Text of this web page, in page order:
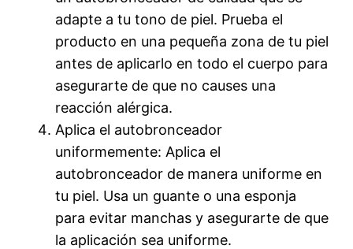
adapte a tu tono de piel. Prueba el
producto en una pequeña zona de tu piel
antes de aplicarlo en todo el cuerpo para
asegurarte de que no causes una
reacción alérgica.
Aplica el autobronceador
uniformemente: Aplica el
autobronceador de manera uniforme en
tu piel. Usa un guante o una esponja
para evitar manchas y asegurarte de que
la aplicación sea uniforme.